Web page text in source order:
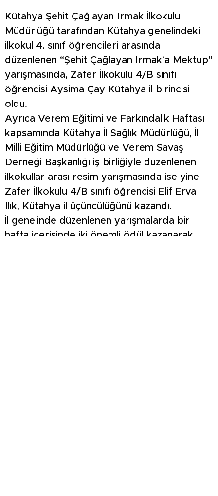
Kütahya Şehit Çağlayan Irmak İlkokulu
Müdürlüğü tarafından Kütahya genelindeki
ilkokul 4. sınıf öğrencileri arasında
düzenlenen “Şehit Çağlayan Irmak’a Mektup”
yarışmasında, Zafer İlkokulu 4/B sınıfı
öğrencisi Aysima Çay Kütahya il birincisi
oldu.
Ayrıca Verem Eğitimi ve Farkındalık Haftası
kapsamında Kütahya İl Sağlık Müdürlüğü, İl
Milli Eğitim Müdürlüğü ve Verem Savaş
Derneği Başkanlığı iş birliğiyle düzenlenen
ilkokullar arası resim yarışmasında ise yine
Zafer İlkokulu 4/B sınıfı öğrencisi Elif Erva
Ilık, Kütahya il üçüncülüğünü kazandı.
İl genelinde düzenlenen yarışmalarda bir
hafta içerisinde iki önemli ödül kazanarak